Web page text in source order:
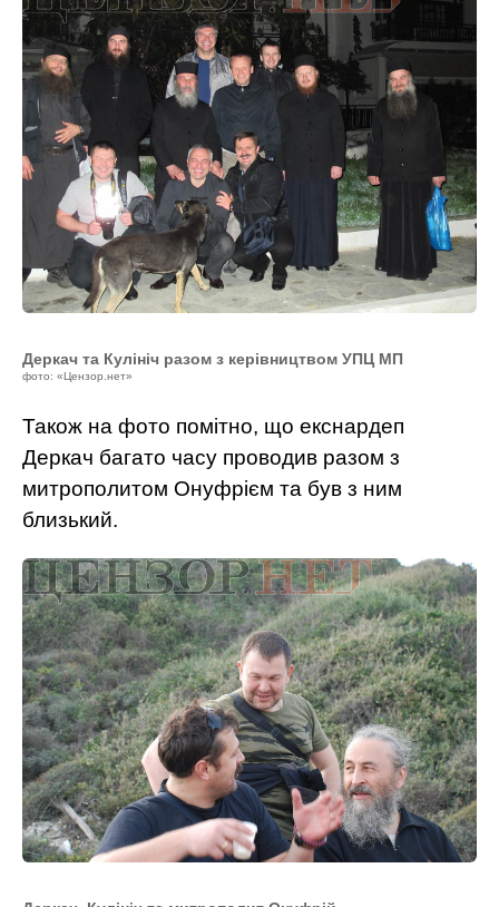
Деркач та Кулініч разом з керівництвом УПЦ МП
фото: «Цензор.нет»
Також на фото помітно, що екснардеп
Деркач багато часу проводив разом з
митрополитом Онуфрієм та був з ним
близький.